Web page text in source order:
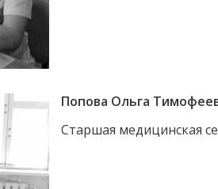
Попова Ольга
Старшая медицинская